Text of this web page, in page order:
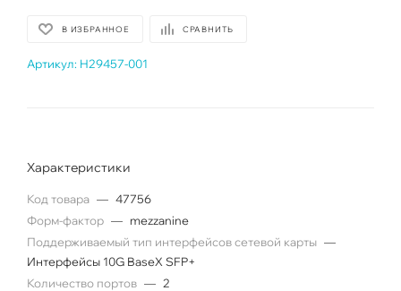
В ИЗБРАННОЕ СРАВНИТЬ
Артикул: H29457-001
Характеристики
Код товара — 47756
Форм-фактор — mezzanine
Поддерживаемый тип интерфейсов сетевой карты —
Интерфейсы 10G BaseX SFP+
Количество портов — 2